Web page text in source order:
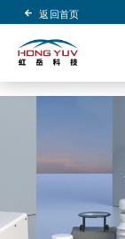
返回首页
Header Logo